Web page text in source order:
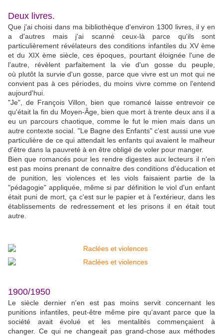
Deux livres.
Que j'ai choisi dans ma bibliothèque d'environ 1300 livres, il y en
a d'autres mais j'ai scanné ceux-là parce qu'ils sont
particulièrement révélateurs des conditions infantiles du XV ème
et du XIX ème siècle, ces époques, pourtant éloignée l'une de
l'autre, révèlent parfaitement la vie d'un gosse du peuple,
où plutôt la survie d'un gosse, parce que vivre est un mot qui ne
convient pas à ces périodes, du moins vivre comme on l'entend
aujourd'hui.
"Je", de François Villon, bien que romancé laisse entrevoir ce
qu'était la fin du Moyen-Âge, bien que mort à trente deux ans il a
eu un parcours chaotique, comme le fut le mien mais dans un
autre contexte social. "Le Bagne des Enfants" c'est aussi une vue
particulière de ce qui attendait les enfants qui avaient le malheur
d'être dans la pauvreté à en être obligé de voler pour manger.
Bien que romancés pour les rendre digestes aux lecteurs il n'en
est pas moins prenant de connaitre des conditions d'éducation et
de punition, les violences et les viols faisaient partie de la
"pédagogie" appliquée, même si par définition le viol d'un enfant
était puni de mort, ça c'est sur le papier et à l'extérieur, dans les
établissements de redressement et les prisons il en était tout
autre.
1900/1950
Le siècle dernier n'en est pas moins servit concernant les
punitions infantiles, peut-être même pire qu'avant parce que la
société avait évolué et les mentalités commençaient à
changer. Ce qui ne changeait pas grand-chose aux méthodes